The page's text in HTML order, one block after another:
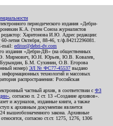
периодического издания «Дебри-
К.А. (член Союза журналистов
Харитонова И.Ю. Адрес редакции:
летия Октября, 88-46, т./ф.84212296081.
mail: editor@debri-dv.com
издания «Дебри-ДВ» (на общественных
Мирмович, Ю.Н. Юрьев, Ю.В. Ковалев,
Б.М. Сухинин, О.В. Егорова
номер) ЭЛ № ФС77-45537 выдано
технологий и массовых
распространения: Российская
частный архив, в соответствии с ФЗ
, согласно п. 2 ст. 13 «Создание архивов».
и журналов, изданные книги, а также
к архивным документам является
вышеобозначенного закона. Архивные
согласно ст.ст. 1275, 1276, 1306